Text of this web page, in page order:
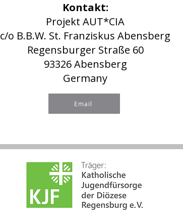
Kontakt:
Projekt AUT*CIA
c/o B.B.W. St. Franziskus Abensberg
Regensburger Straße 60
93326 Abensberg
Germany
Email